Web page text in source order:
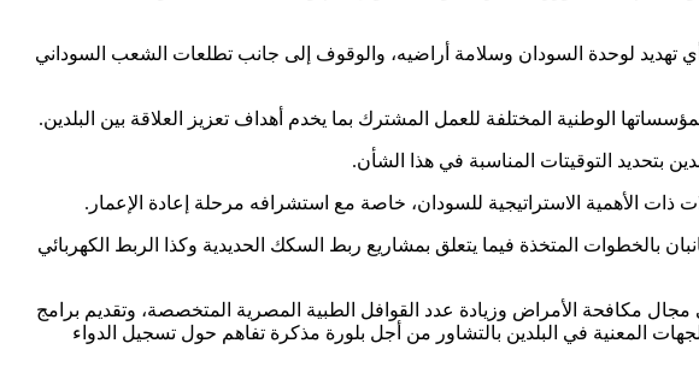
لوحدة السودان وسلامة أراضيه، والوقوف إلى جانب تطلعات الشعب السوداني
الوطنية المختلفة للعمل المشترك بما يخدم أهداف تعزيز العلاقة بين البلدين.
بتحديد التوقيتات المناسبة في هذا الشأن.
الأهمية الاستراتيجية للسودان، خاصة مع استشرافه مرحلة إعادة الإعمار.
بالخطوات المتخذة فيما يتعلق بمشاريع ربط السكك الحديدية وكذا الربط الكهربائي
مكافحة الأمراض وزيادة عدد القوافل الطبية المصرية المتخصصة، وتقديم برامج
المعنية في البلدين بالتشاور من أجل بلورة مذكرة تفاهم حول تسجيل الدواء